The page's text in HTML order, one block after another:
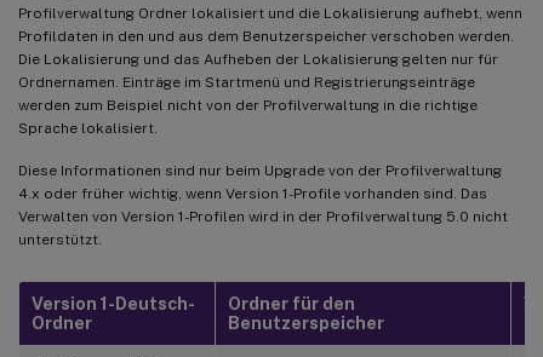
Profilverwaltung Ordner lokalisiert und die Lokalisierung aufhebt, wenn
Profildaten in den und aus dem Benutzerspeicher verschoben werden.
Die Lokalisierung und das Aufheben der Lokalisierung gelten nur für
Ordnernamen. Einträge im Startmenü und Registrierungseinträge
werden zum Beispiel nicht von der Profilverwaltung in die richtige
Sprache lokalisiert.
Diese Informationen sind nur beim Upgrade von der Profilverwaltung
4.x oder früher wichtig, wenn Version 1-Profile vorhanden sind. Das
Verwalten von Version 1-Profilen wird in der Profilverwaltung 5.0 nicht
unterstützt.
Version 1-Deutsch-
Ordner
Ordner für den
Benutzerspeicher